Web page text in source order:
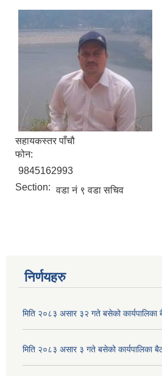
सहायकस्तर पाँचौ
फोन:
9845162993
Section: वडा नं ९ वडा सचिव
निर्णयहरु
मिति २०८३ असार ३२ गते बसेको कार्यपालिका
मिति २०८३ असार ३ गते बसेको कार्यपालिका